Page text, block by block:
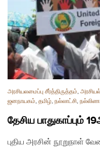
அரசியலமைப்பு சீர்த்திருத்தம்,
ஜனநாயகம், தமிழ், நல்லாட்சி,
தேசிய பாதுகாப்பும்
புதிய அரசின் நூறுநாள்